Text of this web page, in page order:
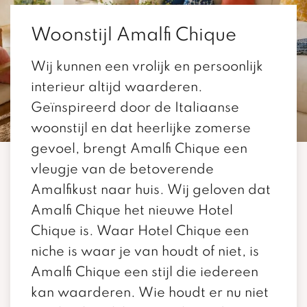
Woonstijl Amalfi Chique
Wij kunnen een vrolijk en persoonlijk
interieur altijd waarderen.
Geïnspireerd door de Italiaanse
woonstijl en dat heerlijke zomerse
gevoel, brengt Amalfi Chique een
vleugje van de betoverende
Amalfikust naar huis. Wij geloven dat
Amalfi Chique het nieuwe Hotel
Chique is. Waar Hotel Chique een
niche is waar je van houdt of niet, is
Amalfi Chique een stijl die iedereen
kan waarderen. Wie houdt er nu niet